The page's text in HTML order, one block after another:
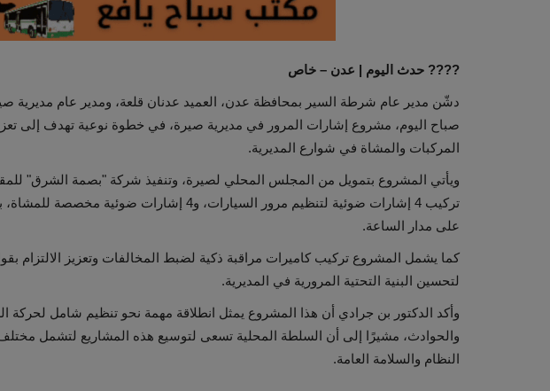
???? حدث اليوم | عدن – خاص
دشّن مدير عام شرطة السير بمحافظة عدن، العميد عدنان قلعة، ومدير عام مديرية
صباح اليوم، مشروع إشارات المرور في مديرية صيرة، في خطوة نوعية تهدف إلى
المركبات والمشاة في شوارع المديرية.
ويأتي المشروع بتمويل من المجلس المحلي لصيرة، وتنفيذ شركة "بصمة الشرق"
تركيب 4 إشارات ضوئية لتنظيم مرور السيارات، و4
على مدار الساعة.
كما يشمل المشروع تركيب كاميرات مراقبة ذكية لضبط المخالفات وتعزيز الالتزام
لتحسين البنية التحتية المرورية في المديرية.
وأكد الدكتور بن جرادي أن هذا المشروع يمثل انطلاقة مهمة نحو تنظيم شامل لحركة
والحوادث، مشيرًا إلى أن السلطة المحلية تسعى لتوسيع هذه المشاريع لتشمل
النظام والسلامة العامة.